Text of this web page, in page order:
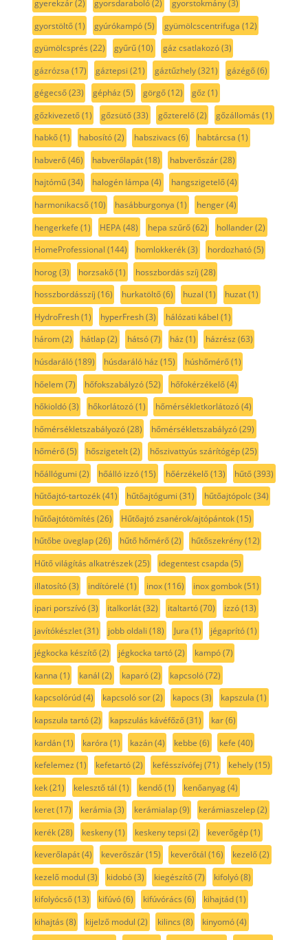
gyerekzár(2) gyorsdaraboló(2) gyorstokmány(3)
gyorstöltő(1) gyúrókampó(5) gyümölcscentrifuga (12)
gyümölcsprés (22) gyűrű(10) gáz csatlakozó(3)
gázrózsa (17) gáztepsi (21) gáztűzhely(321) gázégő(6)
gégecső(23) gépház (5) görgő(12) gőz (1)
gőzkivezető(1) gőzsütő(33) gőzterelő(2) gőzállomás (1)
habkő(1) habosító(2) habszivacs (6) habtárcsa (1)
habverő(46) habverőlapát(18) habverőszár(28)
hajtómű(34) halogén lámpa (4) hangszigetelő(4)
harmonikacső(10) hasábburgonya (1) henger(4)
hengerkefe (1) HEPA(48) hepa szűrő(62) hollander(2)
HomeProfessional (144) homlokkerék(3) hordozható(5)
horog(3) horzsakő(1) hosszbordás szíj (28)
hosszbordásszíj (16) hurkatöltő(6) huzal (1) huzat(1)
HydroFresh(1) hyperFresh(3) hálózati kábel (1)
három(2) hátlap(2) hátsó(7) ház (1) házrész (63)
húsdaráló(189) húsdaráló ház (15) húshőmérő(1)
hőelem(7) hőfokszabályzó(52) hőfokérzékelő(4)
hőkioldó(3) hőkorlátozó(1) hőmérsékletkorlátozó(4)
hőmérsékletszabályozó(28) hőmérsékletszabályzó(29)
hőmérő(5) hőszigetelt(2) hőszivattyús szárítógép(25)
hőállógumi (2) hőálló izzó(15) hőérzékelő(13) hűtő(393)
hűtőajtó-tartozék(41) hűtőajtógumi (31) hűtőajtópolc(34)
hűtőajtótömítés (26) Hűtőajtó zsanérok/ajtópántok(15)
hűtőbe üveglap(26) hűtő hőmérő(2) hűtőszekrény(12)
Hűtő világítás alkatrészek(25) idegentest csapda (5)
illatosító(3) indítórelé (1) inox(116) inox gombok(51)
ipari porszívó(3) italkorlát(32) italtartó(70) izzó(13)
javítókészlet(31) jobb oldali (18) Jura (1) jégaprító(1)
jégkocka készítő(2) jégkocka tartó(2) kampó(7)
kanna (1) kanál (2) kaparó(2) kapcsoló(72)
kapcsolórúd(4) kapcsoló sor(2) kapocs (3) kapszula (1)
kapszula tartó(2) kapszulás kávéfőző(31) kar(6)
kardán(1) karóra (1) kazán(4) kebbe (6) kefe (40)
kefelemez (1) kefetartó(2) kefésszívófej (71) kehely(15)
kek(21) kelesztő tál (1) kendő(1) kenőanyag(4)
keret(17) kerámia (3) kerámialap(9) kerámiaszelep(2)
kerék(28) keskeny(1) keskeny tepsi (2) keverőgép(1)
keverőlapát(4) keverőszár(15) keverőtál (16) kezelő(2)
kezelő modul (3) kidobó(3) kiegészítő(7) kifolyó(8)
kifolyócső(13) kifúvó(6) kifúvórács (6) kihajtád(1)
kihajtás (8) kijelző modul (2) kilincs (8) kinyomó(4)